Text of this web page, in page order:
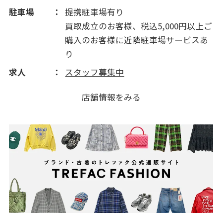
駐車場
提携駐車場有り
買取成立のお客様、税込5,000円以上ご
購入のお客様に近隣駐車場サービスあ
り
求人
スタッフ募集中
店舗情報をみる